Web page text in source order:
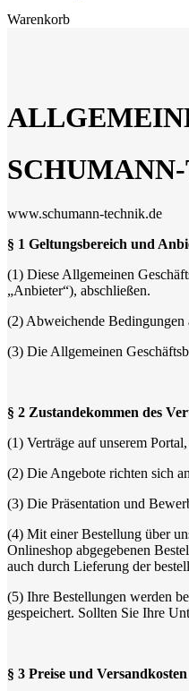
Warenkorbx
www.schumann-technik.de
§ 1 Geltungsbereich und
(1) Diese Allgemeinen
„Anbieter“), abschließen.
(2) Abweichende
(3) Die Allgemeinen
§ 2 Zustandekommen des
(1) Verträge auf unserem
(2) Die Angebote richten sich
(3) Die Präsentation und
(4) Mit einer Bestellung über
Onlineshop abgegebenen
auch durch Lieferung der
(5) Ihre Bestellungen werden
gespeichert. Sollten Sie Ihre
§ 3 Preise und Versandkosten